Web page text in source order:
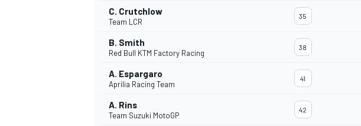
C. Crutchlow
Team LCR
35
B. Smith
Red Bull KTM Factory Racing
38
A. Espargaro
Aprilia Racing Team
41
A. Rins
Team Suzuki MotoGP
42